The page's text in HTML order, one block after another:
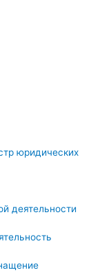
юридических
деятельности